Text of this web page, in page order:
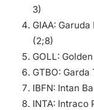
3)
GIAA:
(2;8)
GOLL:
GTBO:
IBFN: Intan
INTA: Intraco